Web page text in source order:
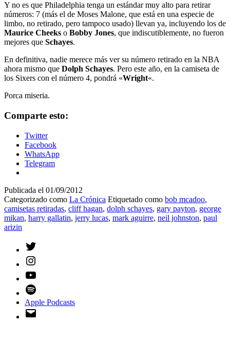
Y no es que Philadelphia tenga un estándar muy alto para retirar
números: 7 (más el de Moses Malone, que está en una especie de
limbo, no retirado, pero tampoco usado) llevan ya, incluyendo los de
Maurice Cheeks o Bobby Jones, que indiscutiblemente, no fueron
mejores que Schayes.
En definitiva, nadie merece más ver su número retirado en la NBA
ahora mismo que Dolph Schayes. Pero este año, en la camiseta de
los Sixers con el número 4, pondrá «Wright«.
Porca miseria.
Comparte esto:
Twitter
Facebook
WhatsApp
Telegram
Publicada el 01/09/2012
Categorizado como La Crónica Etiquetado como bob mcadoo,
camisetas retiradas, cliff hagan, dolph schayes, gary payton, george
mikan, harry gallatin, jerry lucas, mark aguirre, neil johnston, paul
arizin
Apple Podcasts